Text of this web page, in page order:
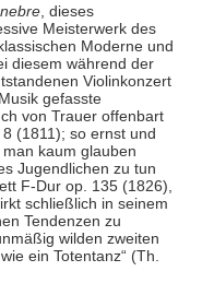
, dieses
Meisterwerk des
Moderne und
diesem während der
Violinkonzert
gefasste
von Trauer offenbart
(1811); so ernst und
kaum glauben
Jugendlichen zu tun
F-Dur op. 135 (1826),
schließlich in seinem
Tendenzen zu
wilden zweiten
ein Totentanz“ (Th.